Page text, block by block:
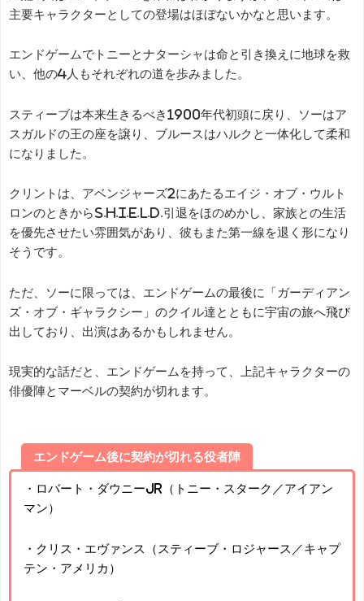
主要キャラクターとしての登場はほぼないかなと思います。
エンドゲームでトニーとナターシャは命と引き換えに地球を救
い、他の4人もそれぞれの道を歩みました。
スティーブは本来生きるべき1900年代初頭に戻り、ソーはア
スガルドの王の座を譲り、ブルースはハルクと一体化して柔和
になりました。
クリントは、アベンジャーズ2にあたるエイジ・オブ・ウルト
ロンのときからS.H.I.E.L.D.引退をほのめかし、家族との生活
を優先させたい雰囲気があり、彼もまた第一線を退く形になり
そうです。
ただ、ソーに限っては、エンドゲームの最後に「ガーディアン
ズ・オブ・ギャラクシー」のクイル達とともに宇宙の旅へ飛び
出しており、出演はあるかもしれません。
現実的な話だと、エンドゲームを持って、上記キャラクターの
俳優陣とマーベルの契約が切れます。
エンドゲーム後に契約が切れる役者陣
・ロバート・ダウニーJr（トニー・スターク／アイアン
マン）
・クリス・エヴァンス（スティーブ・ロジャース／キャプ
テン・アメリカ）